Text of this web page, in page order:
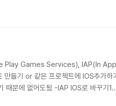
Play Games Services), IAP(In
들기 or 같은 프로젝트에 IOS추가하
때문에 없어도됨 -IAP IOS로 바꾸기1.